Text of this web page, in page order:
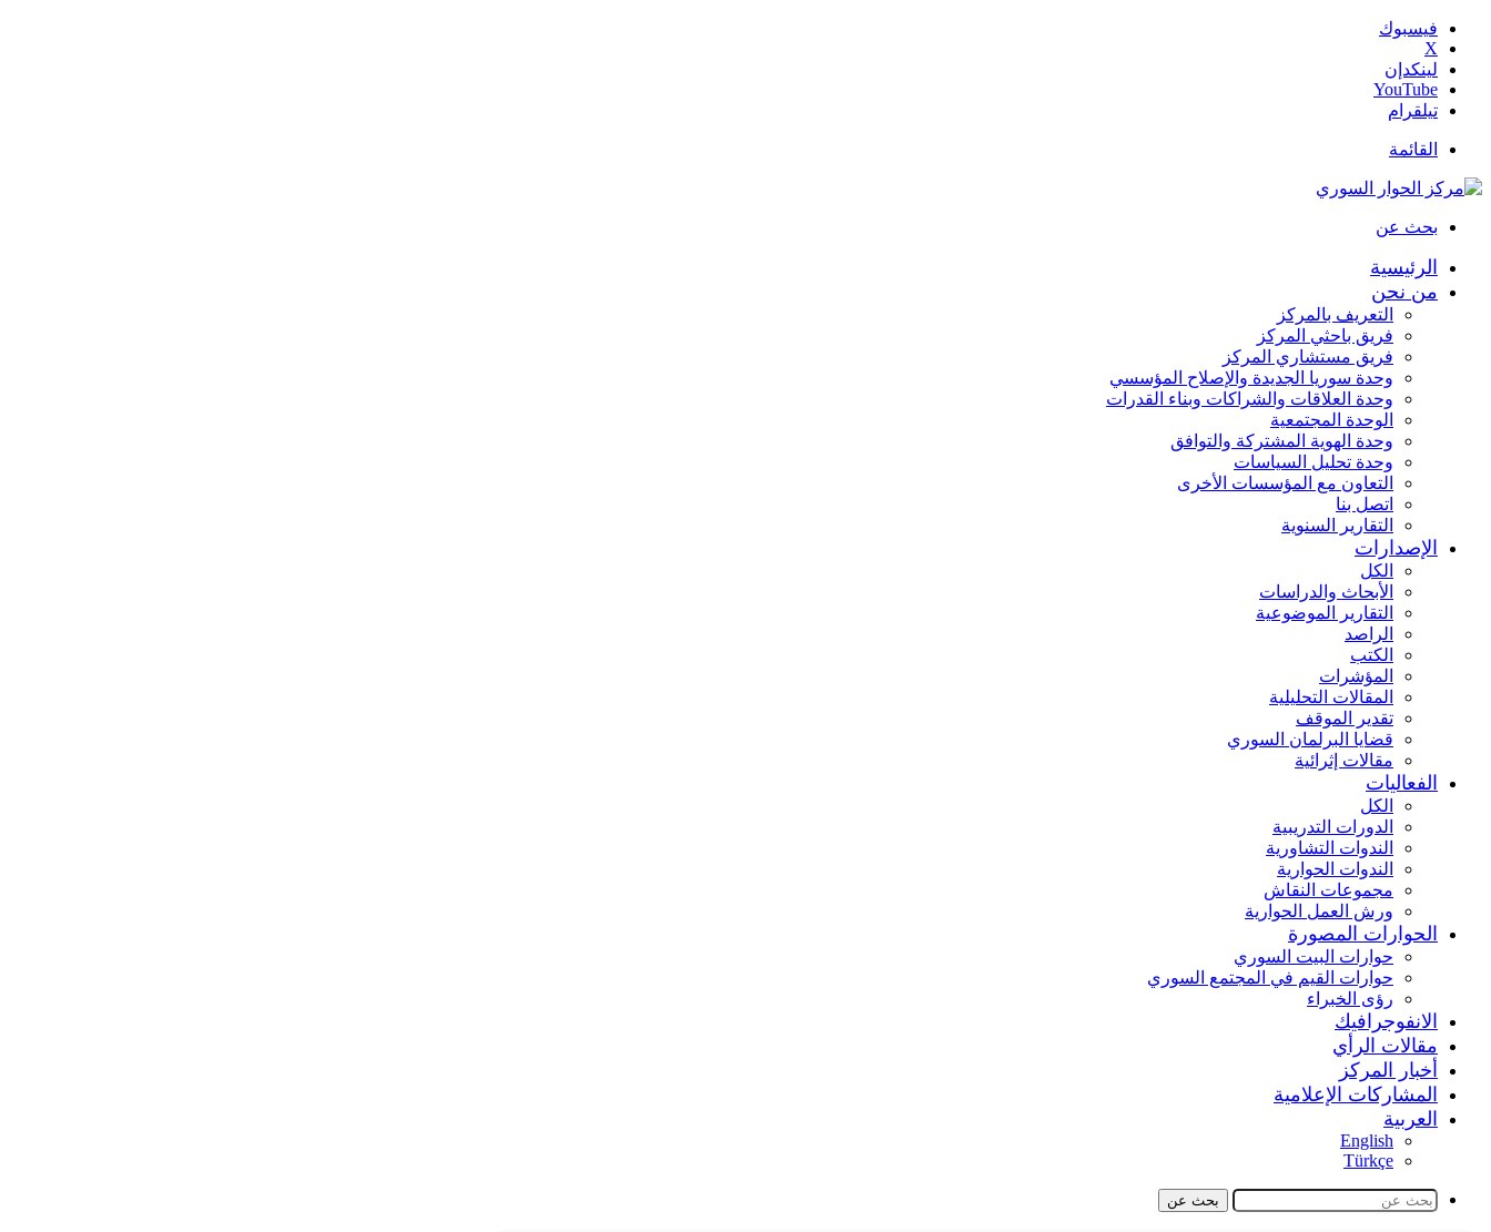
فيسبوك
‫X
لينكدإن
‫YouTube
تيلقرام
القائمة
بحث عن
الرئيسية
من نحن
التعريف بالمركز
فريق باحثي المركز
فريق مستشاري المركز
وحدة سوريا الجديدة والإصلاح المؤسسي
وحدة العلاقات والشراكات وبناء القدرات
الوحدة المجتمعية
وحدة الهوية المشتركة والتوافق
وحدة تحليل السياسات
التعاون مع المؤسسات الأخرى
اتصل بنا
التقارير السنوية
الإصدارات
الكل
الأبحاث والدراسات
التقارير الموضوعية
الراصد
الكتب
المؤشرات
المقالات التحليلية
تقدير الموقف
قضايا البرلمان السوري
مقالات إثرائية
الفعاليات
الكل
الدورات التدريبية
الندوات التشاورية
الندوات الحوارية
مجموعات النقاش
ورش العمل الحوارية
الحوارات المصورة
حوارات البيت السوري
حوارات القيم في المجتمع السوري
رؤى الخبراء
الانفوجرافيك
مقالات الرأي
أخبار المركز
المشاركات الإعلامية
العربية
English
Türkçe
بحث عن